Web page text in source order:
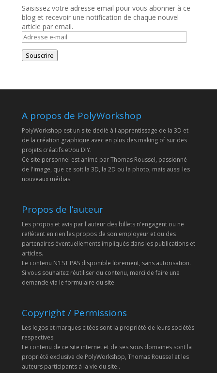
Saisissez votre adresse email pour vous abonner à ce
blog et recevoir une notification de chaque nouvel
article par email.
Adresse
e-
mail
Souscrire
A propos de PolyWorkshop
PolyWorkshop est un site dédié à l'apprentissage de la 3D et
de la création graphique avec en plus des making of sur des
projets créatifs et/ou DIY.
Ce site personnel est animé par Thomas Roussel, passionné
de l'image, que ce soit la 3D, la 2D ou la photo, mais aussi les
nouveaux médias.
Propos de l’auteur
Les propos et avis par l'auteur des billets n'engagent ou ne
reflètent en rien les propos de son employeur et ou des
partenaires éventuellements impliqués dans les publications et
articles.
Le contenu N'EST PAS disponible librement, sans autorisation.
Si vous souhaitez réutiliser du contenu, merci de faire une
demande via le formulaire du site.
Copyright / Permissions
Les logos et marques citées sont la propriété de leurs sociétés
respectives.
Le contenu de ce site internet et de ses sous domaines sont la
propriété exclusive de PolyWorkshop, Thomas Roussel et les
auteurs participants à la vie du site..